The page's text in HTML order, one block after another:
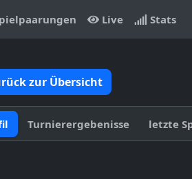
Live Stats
zur Übersicht
Turnierergebenisse letzte